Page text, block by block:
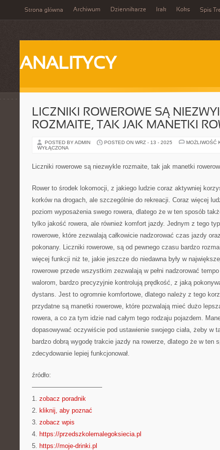
Strona główna Archiwum Dziennikarze Irak Koks Spis
ANALITYCY
LICZNIKI ROWEROWE SĄ
ROZMAITE, TAK JAK MANETKI
POSTED BY ADMIN POSTED ON WRZ - 13 - 2025
MOŻLIWOŚĆ
WYŁĄCZONA
Liczniki rowerowe są niezwykle rozmaite, tak jak manetki
Rower to środek lokomocji, z jakiego ludzie coraz aktywniej
korków na drogach, ale szczególnie do rekreacji. Coraz więcej
poziom wyposażenia swego rowera, dlatego że w ten sposób
tylko jakość rowera, ale również komfort jazdy. Jednym z tego
rowerowe, które zezwalają całkowicie nadzorować czas jazdy
pokonany. Liczniki rowerowe, są od pewnego czasu bardzo
więcej funkcji niż te, jakie jeszcze do niedawna były w
rowerowe przede wszystkim zezwalają w pełni nadzorować
walorom, bardzo precyzyjnie kontrolują prędkość, z jaką
dystans. Jest to ogromnie komfortowe, dlatego należy z tego
przydatne są manetki rowerowe, które pozwalają mieć dużo
rowera, a co za tym idzie nad całym tego rodzaju pojazdem.
dopasowywać oczywiście pod ustawienie swojego ciała, żeby w
bardzo dobrą wygodę trakcie jazdy na rowerze, dlatego że w ten
zdecydowanie lepiej funkcjonował.
źródło:
———————————
1. zobacz poradnik
2. kliknij, aby poznać
3. zobacz wpis
4. https://przedszkolemalegoksiecia.pl
5. https://moje-drinki.pl